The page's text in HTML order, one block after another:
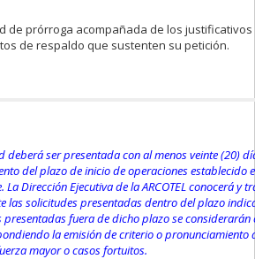
de prórroga acompañada de los
de respaldo que sustenten su petición.
deberá ser presentada con al menos veinte (20)
del plazo de inicio de operaciones establecido
La Dirección Ejecutiva de la ARCOTEL conocerá y
las solicitudes presentadas dentro del plazo
presentadas fuera de dicho plazo se considerarán
la emisión de criterio o pronunciamiento
mayor o casos fortuitos.